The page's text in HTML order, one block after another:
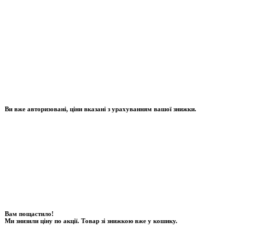
Ви вже авторизовані, ціни вказані з урахуванням вашої знижки.
Вам пощастило!
Ми знизили ціну по акції. Товар зі знижкою вже у кошику.